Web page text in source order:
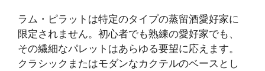
ラム・ピラットは特定のタイプの蒸留酒愛好家に
限定されません。初心者でも熟練の愛好家でも、
その繊細なパレットはあらゆる要望に応えます。
クラシックまたはモダンなカクテルのベースとし